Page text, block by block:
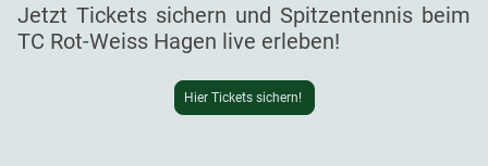
Jetzt Tickets sichern und Spitzentennis beim
TC Rot-Weiss Hagen live erleben!
Hier Tickets sichern!